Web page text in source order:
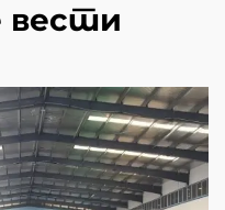
вести